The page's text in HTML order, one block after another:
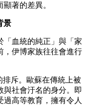
著的差異。
景
「血統的純正」與「家
，伊博家族往往會進行
排斥。歐蘇在傳統上被
與社會汙名的身分。即
高等教育，擁有令人